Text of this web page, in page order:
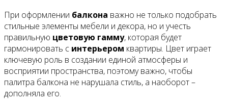
При оформлении балкона важно не только подобрать
стильные элементы мебели и декора, но и учесть
правильную цветовую гамму, которая будет
гармонировать с интерьером квартиры. Цвет играет
ключевую роль в создании единой атмосферы и
восприятии пространства, поэтому важно, чтобы
палитра балкона не нарушала стиль, а наоборот –
дополняла его.